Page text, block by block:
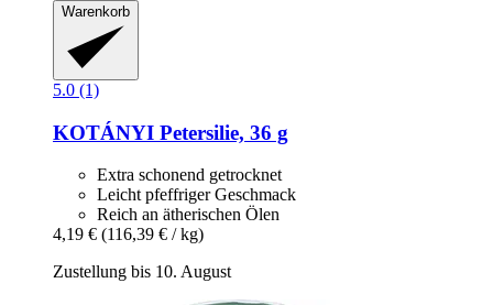
Warenkorb
5.0 (1)
KOTÁNYI Petersilie, 36 g
Extra schonend getrocknet
Leicht pfeffriger Geschmack
Reich an ätherischen Ölen
4,19 € (116,39 € / kg)
Zustellung bis 10. August